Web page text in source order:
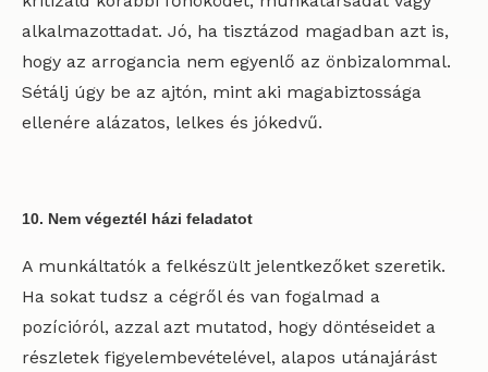
alkalmazottadat. Jó, ha tisztázod magadban azt is,
hogy az arrogancia nem egyenlő az önbizalommal.
Sétálj úgy be az ajtón, mint aki magabiztossága
ellenére alázatos, lelkes és jókedvű.
10. Nem végeztél házi feladatot
A munkáltatók a felkészült jelentkezőket szeretik.
Ha sokat tudsz a cégről és van fogalmad a
pozícióról, azzal azt mutatod, hogy döntéseidet a
részletek figyelembevételével, alapos utánajárást